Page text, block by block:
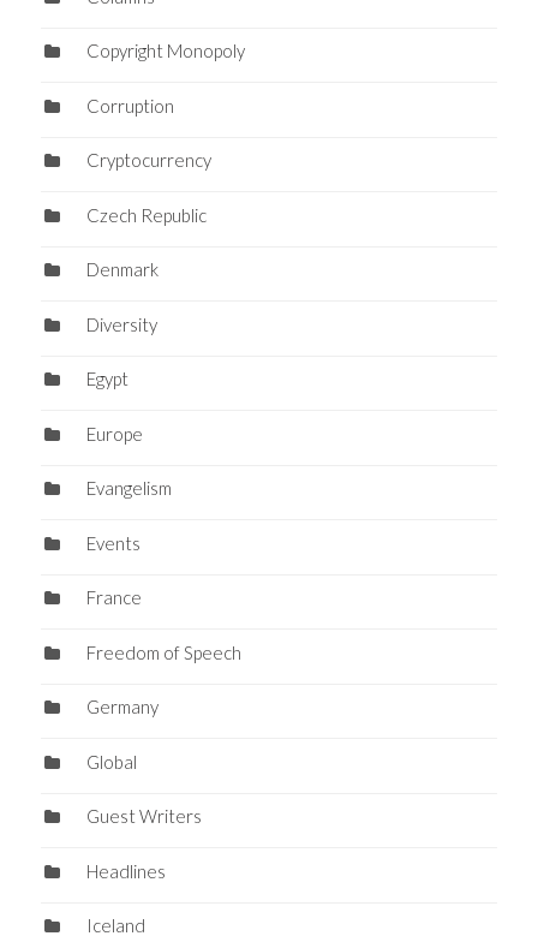
Copyright Monopoly
Corruption
Cryptocurrency
Czech Republic
Denmark
Diversity
Egypt
Europe
Evangelism
Events
France
Freedom of Speech
Germany
Global
Guest Writers
Headlines
Iceland